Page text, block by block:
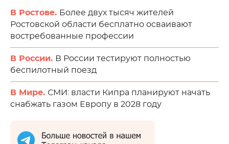
В Ростове. Более двух тысяч жителей
Ростовской области бесплатно осваивают
востребованные профессии
В России. В России тестируют полностью
беспилотный поезд
В Мире. СМИ: власти Кипра планируют начать
снабжать газом Европу в 2028 году